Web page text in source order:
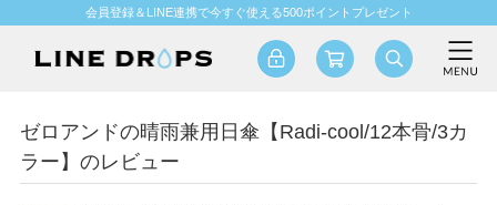
会員登録＆LINE連携で今すぐ使える500ポイントプレゼント
ゼロアンドの晴雨兼用日傘【Radi-cool/12本骨/3カ
ラー】のレビュー